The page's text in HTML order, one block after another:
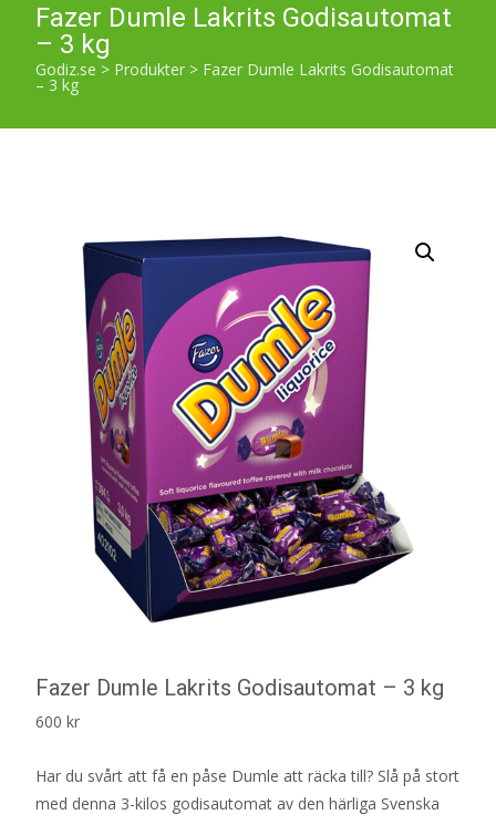
Fazer Dumle Lakrits Godisautomat
– 3 kg
Godiz.se > Produkter > Fazer Dumle Lakrits Godisautomat
– 3 kg
Fazer Dumle Lakrits Godisautomat – 3 kg
600 kr
Har du svårt att få en påse Dumle att räcka till? Slå på stort
med denna 3-kilos godisautomat av den härliga Svenska